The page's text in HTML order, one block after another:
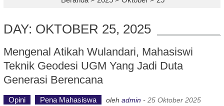
DAY: OKTOBER 25, 2025
Mengenal Atikah Wulandari, Mahasiswi
Teknik Geodesi UGM Yang Jadi Duta
Generasi Berencana
Opini Pena Mahasiswa oleh admin - 25 Oktober 2025